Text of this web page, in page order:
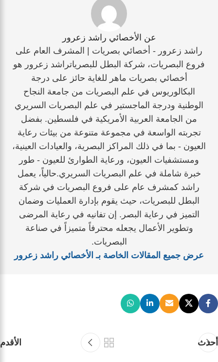
عن الأخصائي راشد زعرور
راشد زعرور - أخصائي بصريات | المشرف العام على
فروع البصريات، شركة البطل للبصرياتراشد زعرور هو
أخصائي بصريات ماهر للغاية حائز على درجة
البكالوريوس في علم البصريات من جامعة النجاح
الوطنية ودرجة الماجستير في علم البصريات السريري
من الجامعة العربية الأمريكية في فلسطين. بفضل
تجربته الواسعة في مجموعة متنوعة من بيئات رعاية
العيون - بما في ذلك المراكز البصرية، والعيادات العينية،
ومستشفيات العيون، ورعاية الطوارئ للعيون - طور
خبرة شاملة في علم البصريات السريري.حالياً، يعمل
راشد كمشرف عام على فروع البصريات في شركة
البطل للبصريات، حيث يقوم بإدارة العمليات وضمان
التميز في رعاية البصر. إن تفانيه في رعاية المرضى
وتطوير الأعمال يجعله محترفاً متميزاً في صناعة
البصريات.
عرض جميع المقالات الخاصة بـ الأخصائي راشد زعرور
أحدث الأقدم